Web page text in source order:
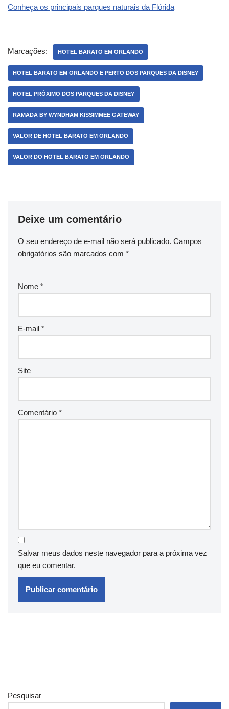
Conheça os principais parques naturais da Flórida
Marcações: HOTEL BARATO EM ORLANDO
HOTEL BARATO EM ORLANDO E PERTO DOS PARQUES DA DISNEY
HOTEL PRÓXIMO DOS PARQUES DA DISNEY
RAMADA BY WYNDHAM KISSIMMEE GATEWAY
VALOR DE HOTEL BARATO EM ORLANDO
VALOR DO HOTEL BARATO EM ORLANDO
Deixe um comentário
O seu endereço de e-mail não será publicado. Campos
obrigatórios são marcados com *
Nome *
E-mail *
Site
Comentário *
Salvar meus dados neste navegador para a próxima vez
que eu comentar.
Pesquisar